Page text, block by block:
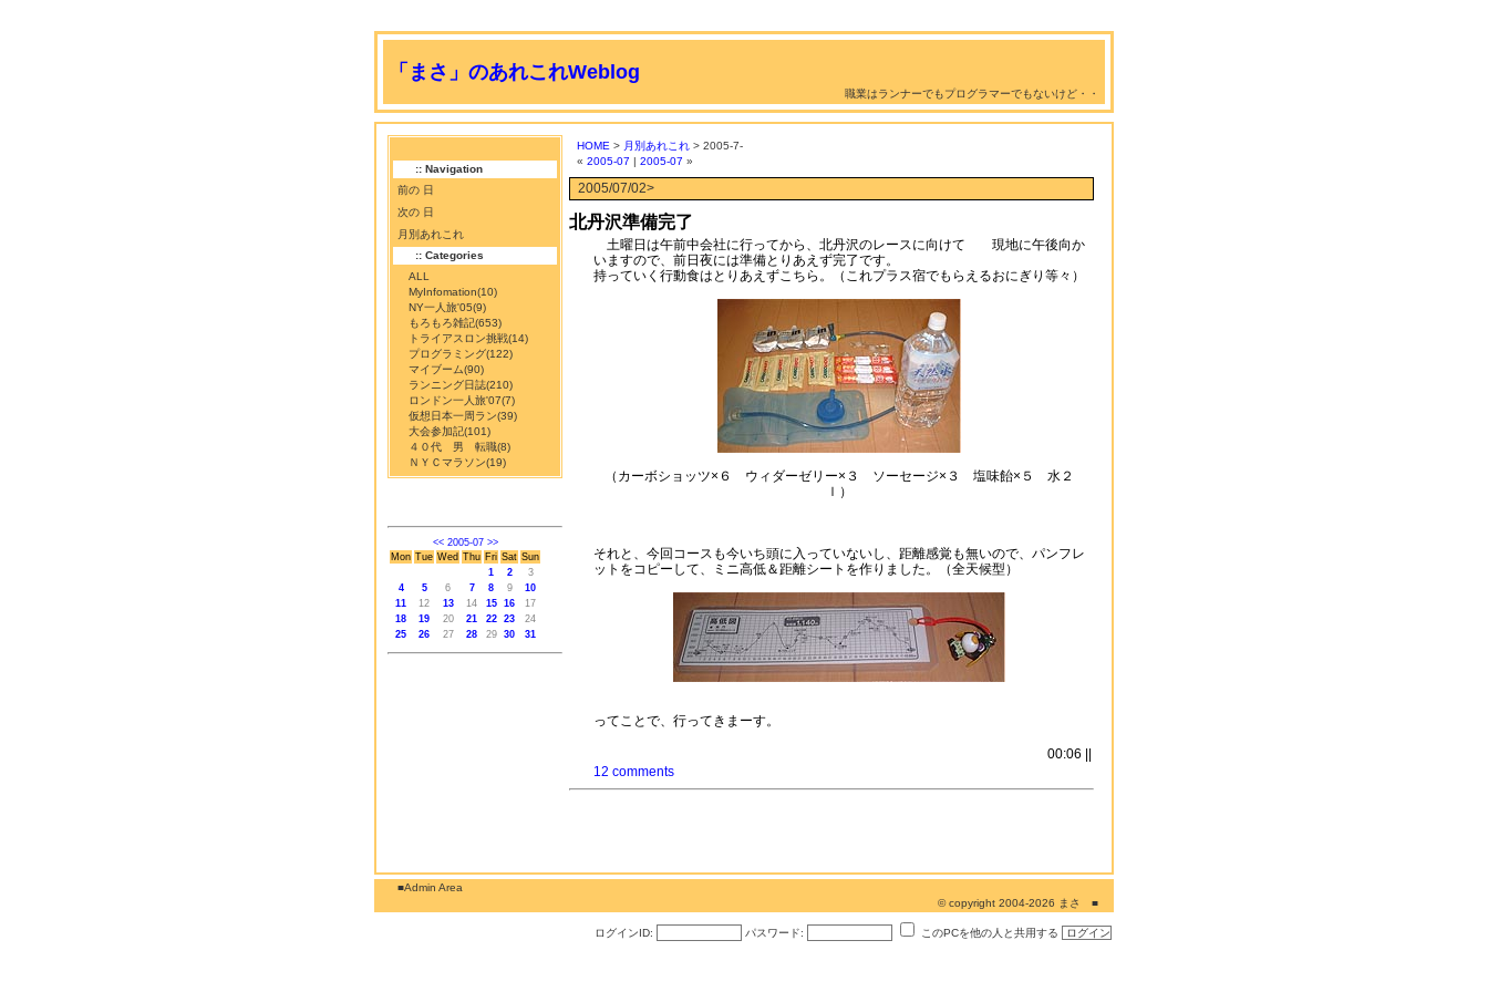
「まさ」のあれこれWeblog
職業はランナーでもプログラマーでもないけど・・
:: Navigation
前の 日
次の 日
月別あれこれ
:: Categories
ALL
MyInfomation(10)
NY一人旅'05(9)
もろもろ雑記(653)
トライアスロン挑戦(14)
プログラミング(122)
マイブーム(90)
ランニング日誌(210)
ロンドン一人旅'07(7)
仮想日本一周ラン(39)
大会参加記(101)
４０代 男 転職(8)
ＮＹＣマラソン(19)
<< 2005-07 >>
Mon Tue Wed Thu Fri Sat Sun
1
2
3
4
5 6 7 8 9
10
11
12 13 14 15 16
17
18
19 20 21 22 23
24
25
26 27 28 29 30 31
HOME > 月別あれこれ > 2005-7-
« 2005-07 | 2005-07 »
2005/07/02>
北丹沢準備完了
土曜日は午前中会社に行ってから、北丹沢のレースに向けて 現地に午後向か
いますので、前日夜には準備とりあえず完了です。
持っていく行動食はとりあえずこちら。（これプラス宿でもらえるおにぎり等々）
（カーボショッツ×６ ウィダーゼリー×３ ソーセージ×３ 塩味飴×５ 水２
ｌ）
それと、今回コースも今いち頭に入っていないし、距離感覚も無いので、パンフレ
ットをコピーして、ミニ高低＆距離シートを作りました。（全天候型）
ってことで、行ってきまーす。
00:06 ||
12 comments
■Admin Area
© copyright 2004-2026 まさ ■
ログインID: パスワード: このPCを他の人と共用する